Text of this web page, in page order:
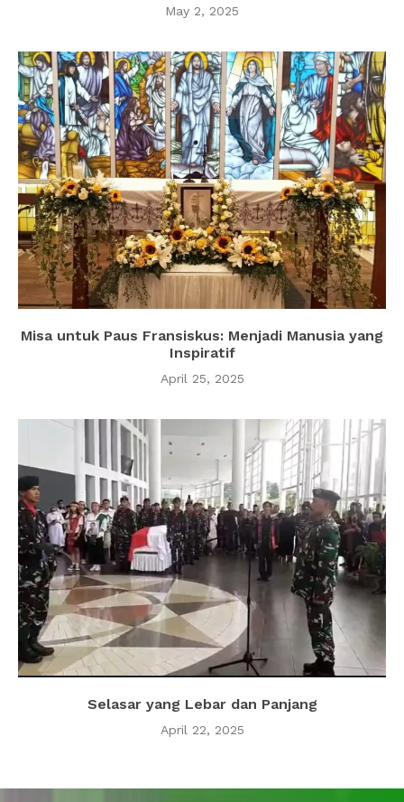
May 2, 2025
Misa untuk Paus Fransiskus: Menjadi Manusia yang
Inspiratif
April 25, 2025
Selasar yang Lebar dan Panjang
April 22, 2025